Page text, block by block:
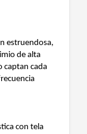
estruendosa,
de alta
captan cada
con tela